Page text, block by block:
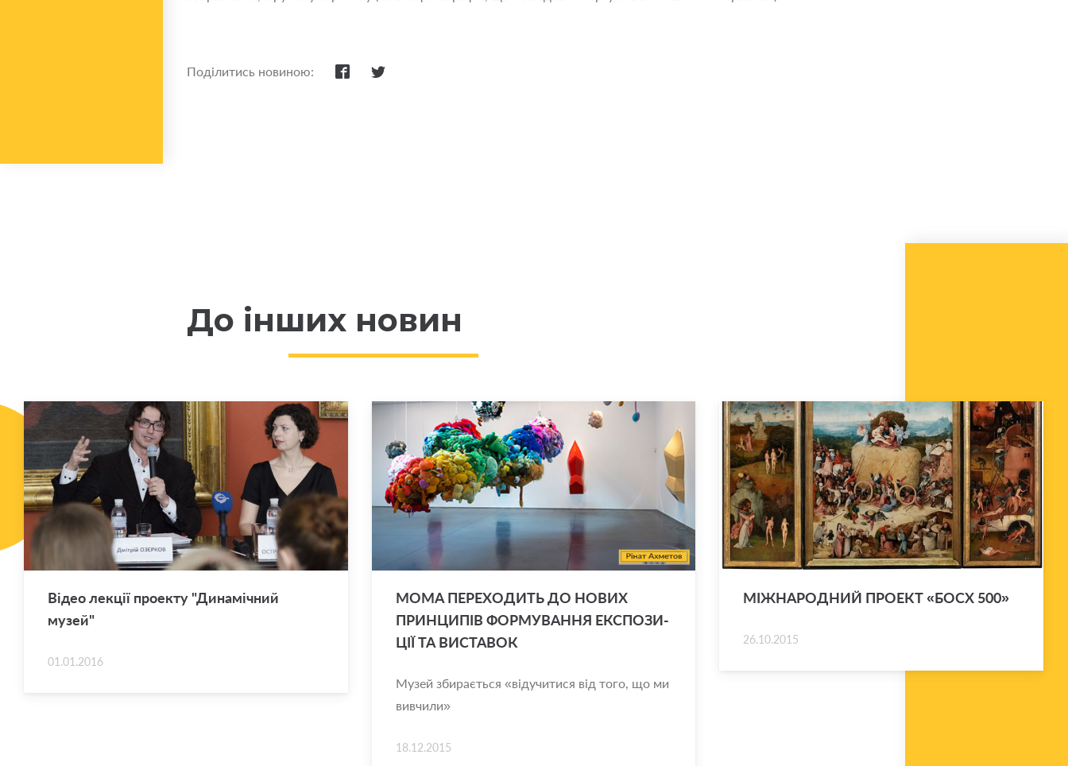
Поділитись новиною:
До інших новин
Відео ле­кції про­е­кту "Ди­на­мі­чний
музей"
01.01.2016
MOMA ПЕ­РЕ­ХО­ДИТЬ ДО НОВИХ
ПРИН­ЦИ­ПІВ ФОР­МУ­ВА­Н­НЯ ЕКС­ПО­ЗИ­
ЦІЇ ТА ВИ­СТА­ВОК
Музей збирається «відучитися від того, що ми
вивчили»
18.12.2015
МІЖ­НА­РО­ДНИЙ ПРО­ЕКТ «БОСХ 500»
26.10.2015